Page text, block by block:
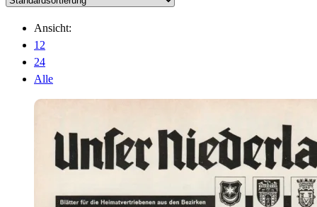
Ansicht:
12
24
Alle